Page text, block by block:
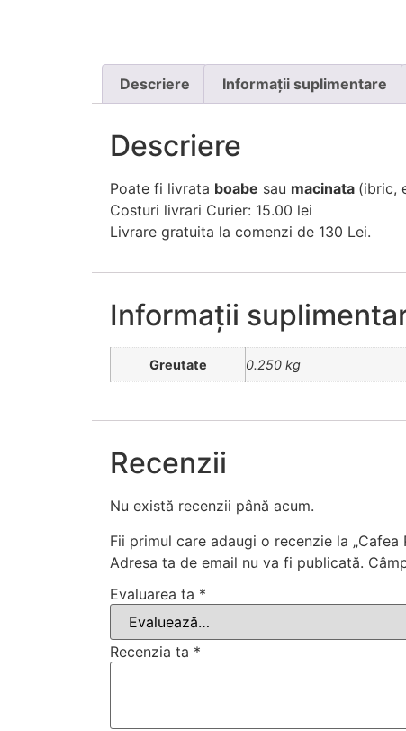
Descriere Informații suplimentare
Descriere
Poate fi livrata boabe sau macinata (ibric,
Costuri livrari Curier: 15.00 lei
Livrare gratuita la comenzi de 130 Lei.
Informații
Greutate 0.250 kg
Recenzii
Nu există recenzii până acum.
Fii primul care adaugi o recenzie la
Adresa ta de email nu va fi publicată.
Evaluarea ta *
Recenzia ta *